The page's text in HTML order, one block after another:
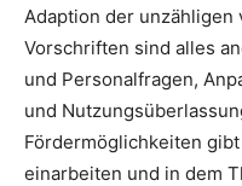
Adaption der unzähligen
Vorschriften sind alles
und Personalfragen,
und
Fördermöglichkeiten
einarbeiten und in dem